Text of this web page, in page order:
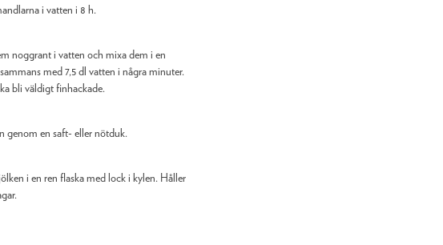
i vatten i 8 h.
noggrant i vatten och mixa dem i en
med 7,5 dl vatten i några minuter.
bli väldigt finhackade.
genom en saft- eller nötduk.
i en ren flaska med lock i kylen. Håller